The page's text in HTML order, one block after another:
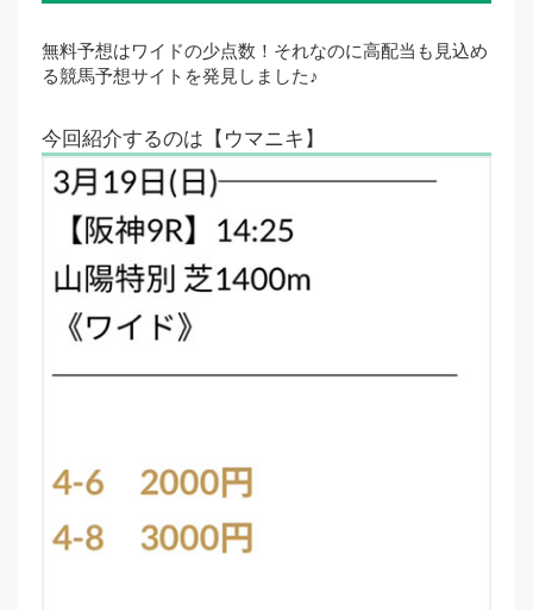
無料予想はワイドの少点数！それなのに高配当も見込め
る競馬予想サイトを発見しました♪
今回紹介するのは【ウマニキ】